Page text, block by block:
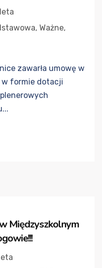
, Ważne,
zawarła umowę w
w formie dotacji
Międzyszkolnym